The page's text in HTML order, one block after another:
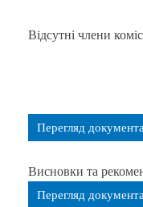
Відсутні члени
Перегляд документа
Висновки та
Перегляд документа